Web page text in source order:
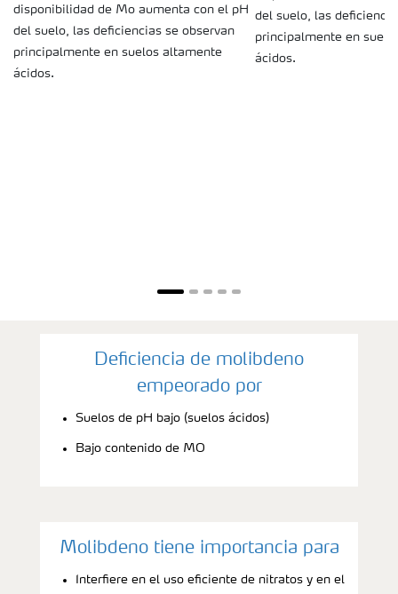
disponibilidad de Mo aumenta con el pH
del suelo, las deficiencias se observan
principalmente en suelos altamente
ácidos.
del suelo, las
principalmente en
ácidos.
Deficiencia de molibdeno
empeorado por
Suelos de pH bajo (suelos ácidos)
Bajo contenido de MO
Molibdeno tiene importancia para
Interfiere en el uso eficiente de nitratos y en el